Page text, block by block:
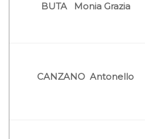
BUTA Monia Grazia
CANZANO Antonello